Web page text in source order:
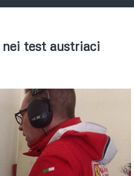
nei test austriaci